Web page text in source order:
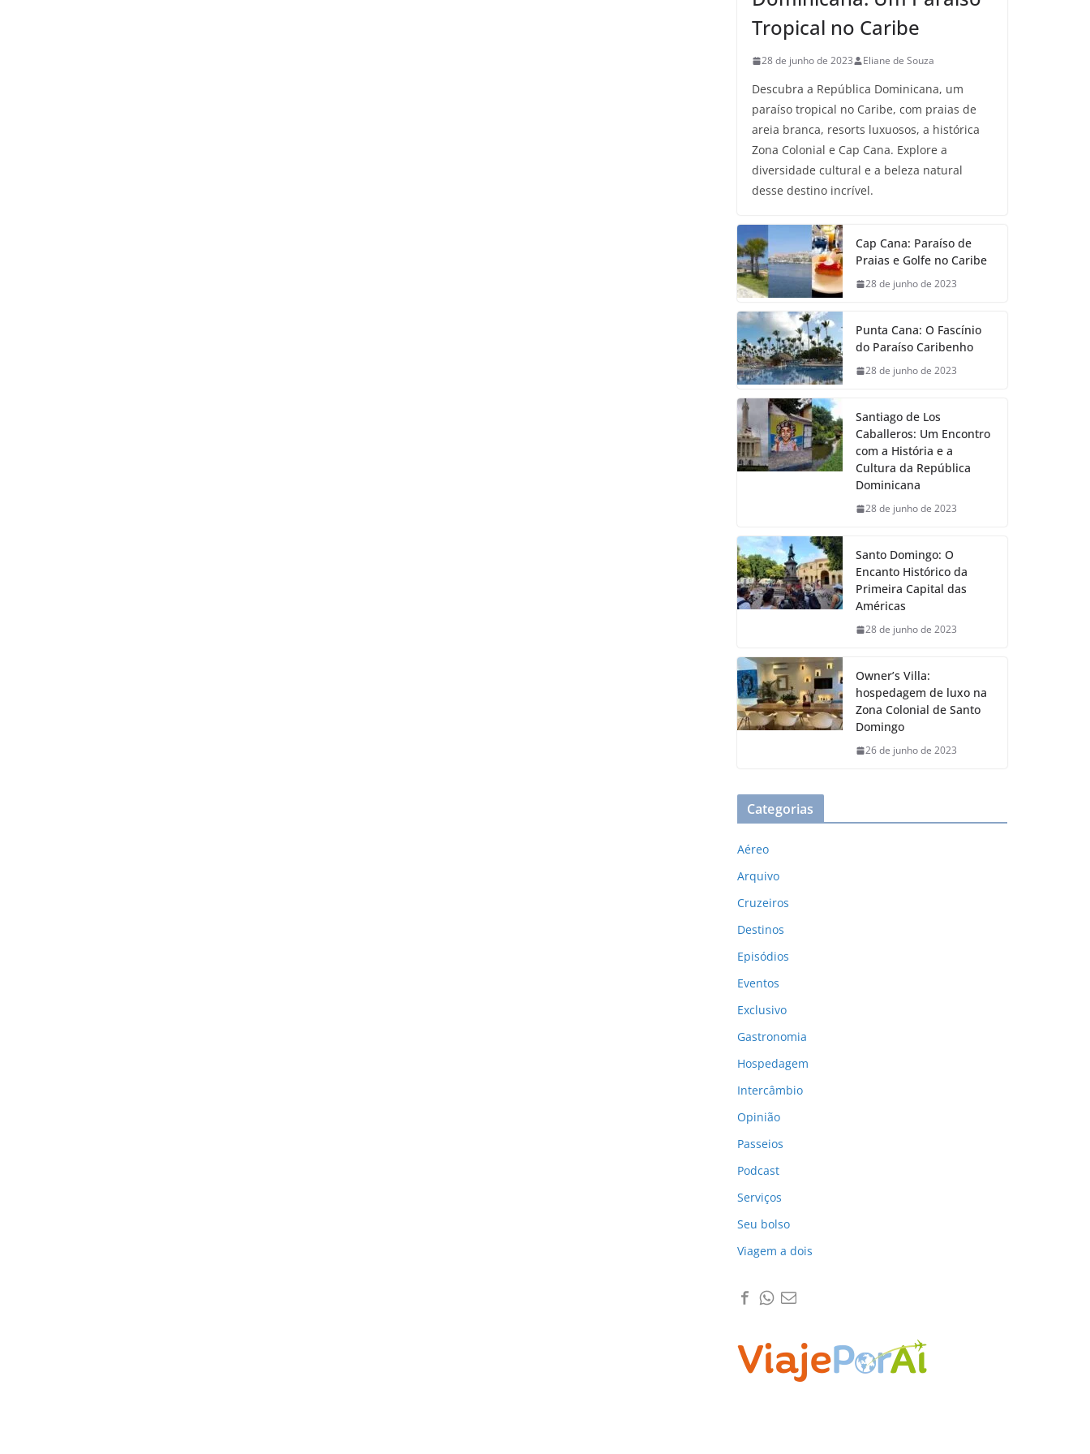
Tropical no Caribe
28 de junho de 2023 Eliane de Souza
Descubra a República Dominicana, um
paraíso tropical no Caribe, com praias de
areia branca, resorts luxuosos, a histórica
Zona Colonial e Cap Cana. Explore a
diversidade cultural e a beleza natural
desse destino incrível.
Cap Cana: Paraíso de
Praias e Golfe no Caribe
28 de junho de 2023
Punta Cana: O Fascínio
do Paraíso Caribenho
28 de junho de 2023
Santiago de Los
Caballeros: Um Encontro
com a História e a
Cultura da República
Dominicana
28 de junho de 2023
Santo Domingo: O
Encanto Histórico da
Primeira Capital das
Américas
28 de junho de 2023
Owner’s Villa:
hospedagem de luxo na
Zona Colonial de Santo
Domingo
26 de junho de 2023
Categorias
Aéreo
Arquivo
Cruzeiros
Destinos
Episódios
Eventos
Exclusivo
Gastronomia
Hospedagem
Intercâmbio
Opinião
Passeios
Podcast
Serviços
Seu bolso
Viagem a dois